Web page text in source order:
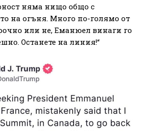
няма нищо общо с
на огъня. Много по-голямо от
или не, Еманюел винаги го
Останете на линия!“